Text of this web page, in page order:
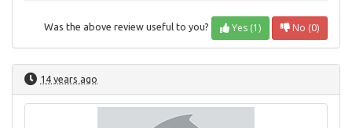
Was the above review useful to you? Yes (1) No (0)
14 years ago